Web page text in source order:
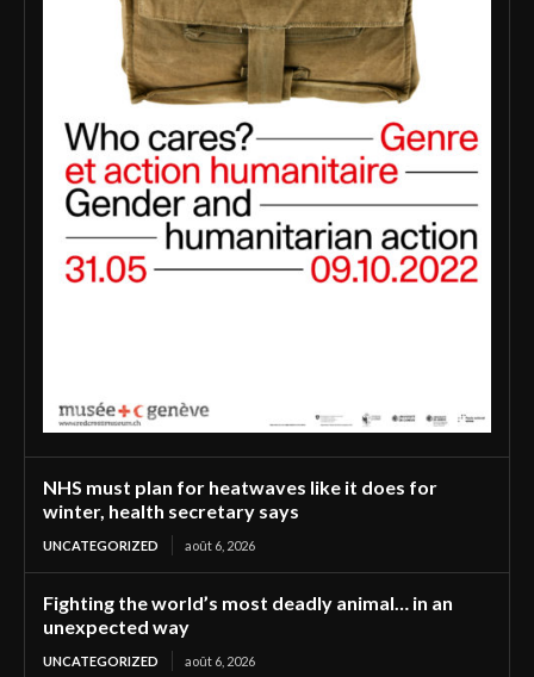
NHS must plan for heatwaves like it does for
winter, health secretary says
UNCATEGORIZED août 6, 2026
Fighting the world’s most deadly animal… in an
unexpected way
UNCATEGORIZED août 6, 2026